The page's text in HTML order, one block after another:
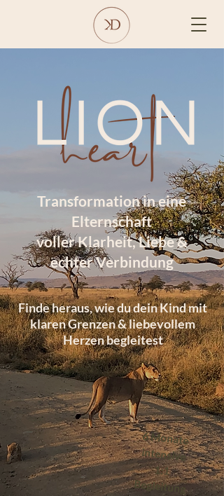
Transformation in eine
Elternschaft
voller Klarheit, Liebe &
echter Verbindung
Finde heraus, wie du dein Kind mit
klaren Grenzen & liebevollem
Herzen begleitest
6 Monate
intensive
1:1
Begleitung